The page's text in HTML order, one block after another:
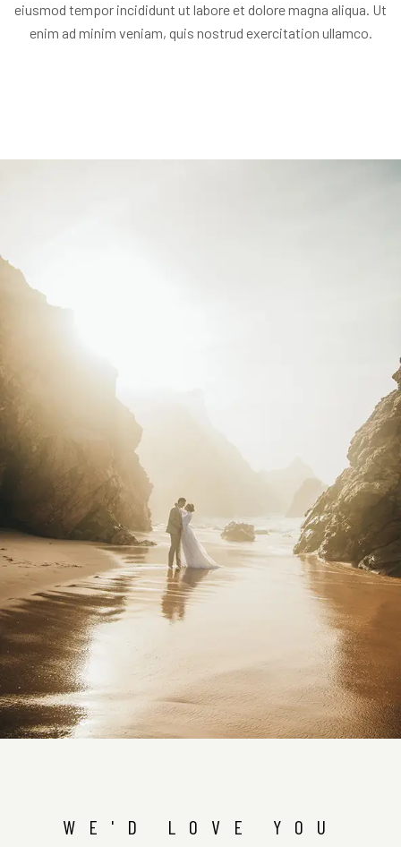
eiusmod tempor incididunt ut labore et dolore magna aliqua. Ut
enim ad minim veniam, quis nostrud exercitation ullamco.
WE'D LOVE YOU